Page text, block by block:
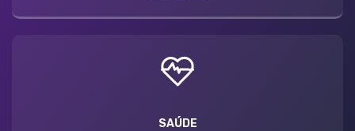
SAÚDE